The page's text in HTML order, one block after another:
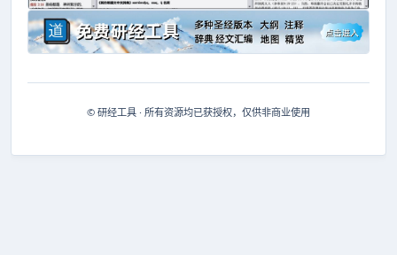
© 研经工具 · 所有资源均已获授权，仅供非商业使用